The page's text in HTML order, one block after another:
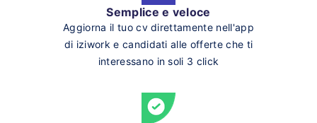
Semplice e veloce
Aggiorna il tuo cv direttamente nell'app
di iziwork e candidati alle offerte che ti
interessano in soli 3 click